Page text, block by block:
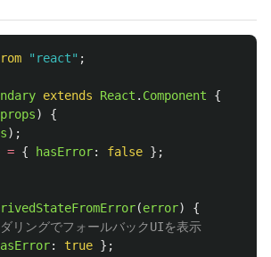
" react" ;
extends React . Component
{
props)
{
);
= { hasError: false };
(error)
{
リングでフォールバックUIを表示
: true };